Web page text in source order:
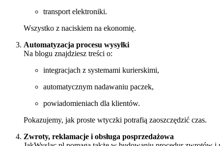
transport elektroniki.
Wszystko z naciskiem na ekonomię.
Automatyzacja procesu wysyłki
Na blogu znajdziesz treści o:
integracjach z systemami kurierskimi,
automatycznym nadawaniu paczek,
powiadomieniach dla klientów.
Pokazujemy, jak proste wtyczki potrafią zaoszczędzić czas.
Zwroty, reklamacje i obsługa posprzedażowa